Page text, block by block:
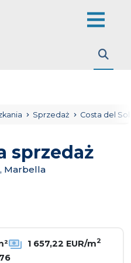
Sprzedaż Costa del Sol
sprzedaż
Marbella
1 657,22 EUR/m2